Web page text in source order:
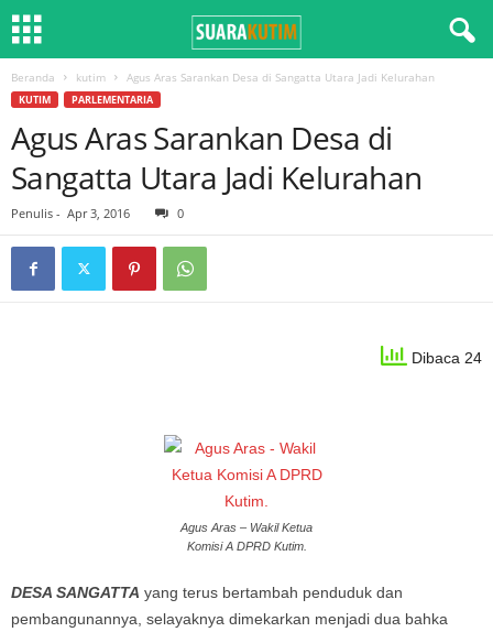
Beranda kutim Agus Aras Sarankan Desa di Sangatta Utara Jadi Kelurahan
KUTIM PARLEMENTARIA
Agus Aras Sarankan Desa di
Sangatta Utara Jadi Kelurahan
Penulis - Apr 3, 2016 0
Dibaca 24
Agus Aras – Wakil Ketua
Komisi A DPRD Kutim.
DESA SANGATTA yang terus bertambah penduduk dan
pembangunannya, selayaknya dimekarkan menjadi dua bahka